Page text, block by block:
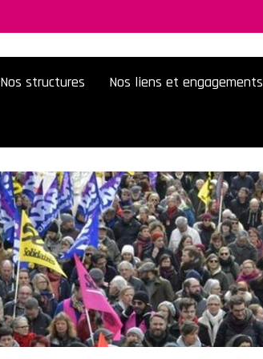
Nos structures Nos liens et engagements